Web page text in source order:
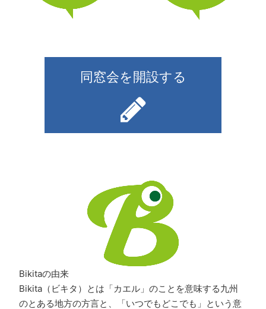
同窓会を開設する
Bikitaの由来
Bikita（ビキタ）とは「カエル」のことを意味する九州
のとある地方の方言と、「いつでもどこでも」という意